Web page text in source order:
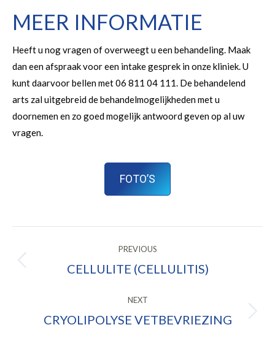
MEER INFORMATIE
Heeft u nog vragen of overweegt u een behandeling. Maak
dan een afspraak voor een intake gesprek in onze kliniek. U
kunt daarvoor bellen met 06 811 04 111. De behandelend
arts zal uitgebreid de behandelmogelijkheden met u
doornemen en zo goed mogelijk antwoord geven op al uw
vragen.
FOTO’S
NAVIGATION
PREVIOUS
Previous
CELLULITE (CELLULITIS)
NEXT
Next
CRYOLIPOLYSE VETBEVRIEZING